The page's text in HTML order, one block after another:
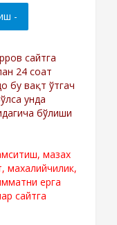
сайтга
24 соат
бу вақт ўтгач
унда
бўлиши
мазах
махалийчилик,
ерга
сайтга